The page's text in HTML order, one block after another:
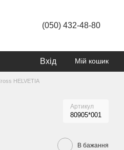
(050) 432-48-80
Вхід Мій кошик
HELVETIA
Артикул
80905*001
В бажання